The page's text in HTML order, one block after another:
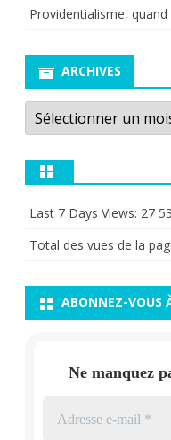
Providentialisme,
ARCHIVES
Archives
Last 7 Days Views: 27
Total des vues de la
ABONNEZ-VOUS
Ne manquez